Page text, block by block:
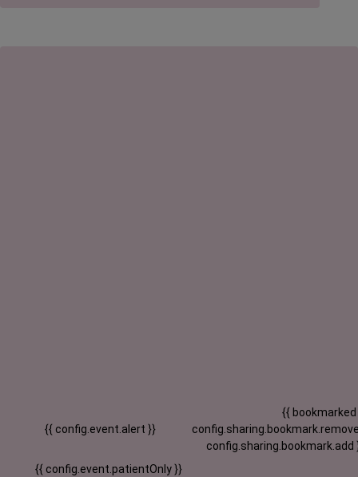
{{ config.event.alert }}
{{ bookmarked
config.sharing.bookmark.add
{{ config.event.patientOnly }}